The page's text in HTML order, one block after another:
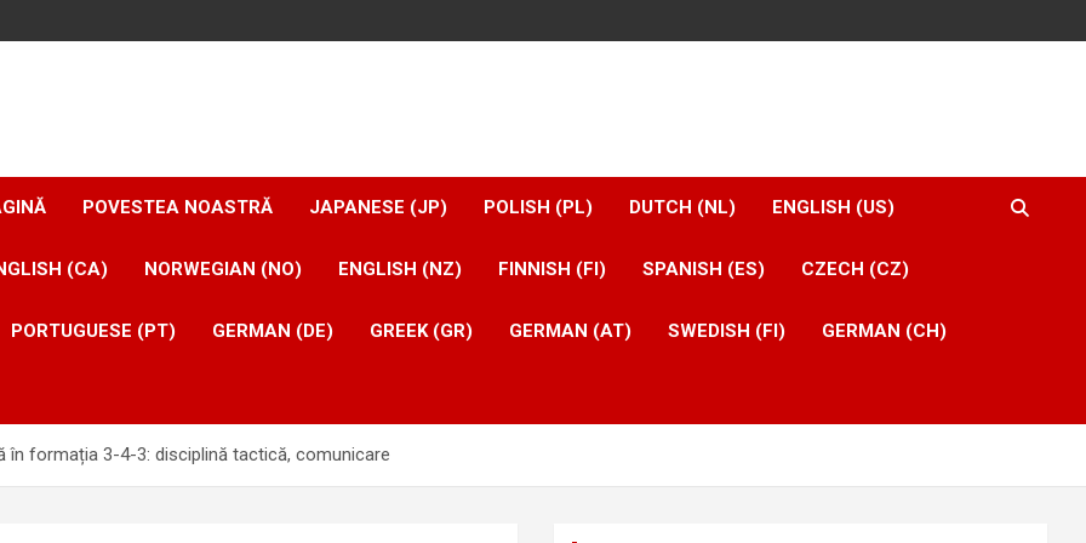
POVESTEA NOASTRĂ JAPANESE (JP) POLISH (PL) DUTCH (NL) ENGLISH (US)
(CA) NORWEGIAN (NO) ENGLISH (NZ) FINNISH (FI) SPANISH (ES) CZECH (CZ)
PORTUGUESE (PT) GERMAN (DE) GREEK (GR) GERMAN (AT) SWEDISH (FI) GERMAN (CH)
în formația 3-4-3: disciplină tactică, comunicare